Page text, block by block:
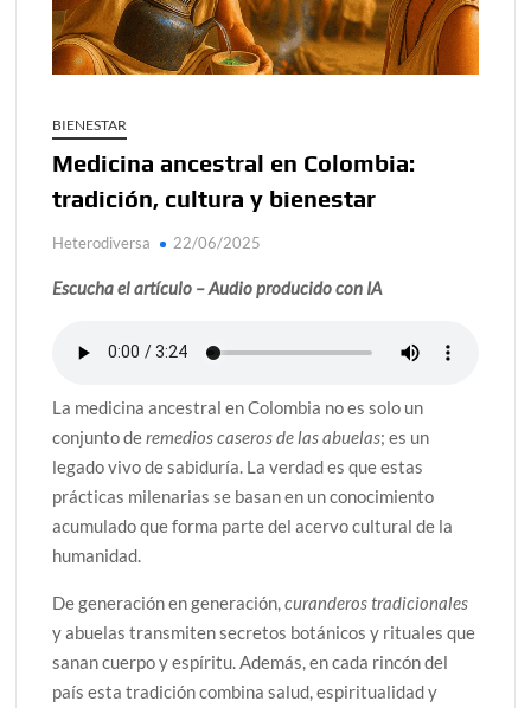
¿Conoces al rey del trópico? Seguro que sí
Día de Independencia 2026: de Patria Boba a Colombia
Salud mental digital: cómo frenar la ansiedad que
generan las redes sociales
Denuncia por violencia sexual en Colombia: así avanza
la dignidad humana
BIENESTAR
Medicina ancestral en Colombia:
tradición, cultura y bienestar
Heterodiversa 22/06/2025
Escucha el artículo – Audio producido con IA
La medicina ancestral en Colombia no es solo un
conjunto deremedios caseros de las abuelas; es un
legado vivo de sabiduría. La verdad es que estas
prácticas milenarias se basan en un conocimiento
acumulado que forma parte del acervo cultural de la
humanidad.
De generación en generación,curanderos tradicionales
y abuelas transmiten secretos botánicos y rituales que
sanan cuerpo y espíritu. Además, en cada rincón del
país esta tradición combina salud, espiritualidad y